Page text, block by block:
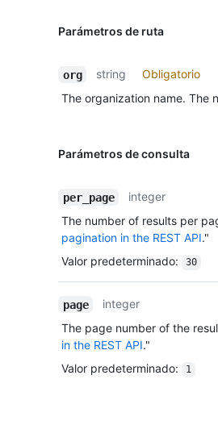
Parámetros de ruta
org string
Obligatorio
The organization name. The
Parámetros de consulta
per_page
integer
The number of results per
pagination in the REST API."
Valor predeterminado: 30
page
integer
The page number of the
in the REST API."
Valor predeterminado: 1